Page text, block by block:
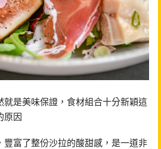
是美味保證，食材組合十分新穎這
原因
富了整份沙拉的酸甜感，是一道非